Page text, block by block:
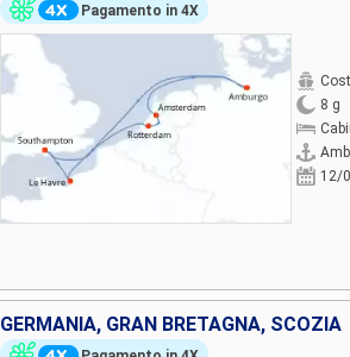
Pagamento in 4X
8 g
12/
GERMANIA, GRAN BRETAGNA, SCOZIA